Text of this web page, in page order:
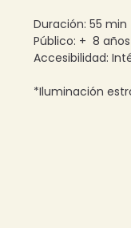
Duración: 55 min
Público: +  8 años
Accesibilidad:
*Iluminación